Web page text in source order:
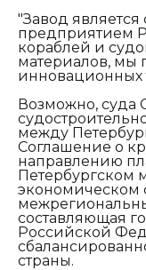
"Завод
предприятием
кораблей и
материалов, мы
инновационных
Возможно, суда
между
Соглашение о
направлению
Петербургском
экономическом
составляющая
Российской
страны.